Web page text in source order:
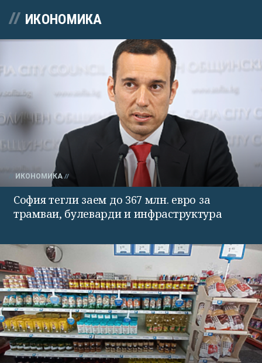
ИКОНОМИКА
ИКОНОМИКА
София тегли заем до 367 млн. евро за
трамваи, булеварди и инфраструктура